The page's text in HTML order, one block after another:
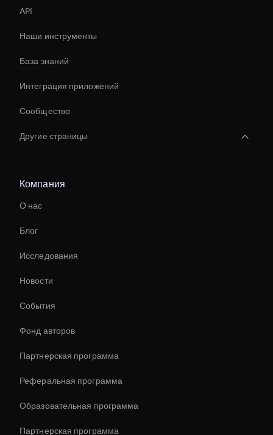
API
Наши инструменты
База знаний
Интеграция приложений
Сообщество
Другие страницы
Редактор спортивных видео с искусственным
Компания
О нас
Блог
Исследования
Новости
События
Фонд авторов
Партнерская программа
Реферальная программа
Образовательная программа
Партнерская программа